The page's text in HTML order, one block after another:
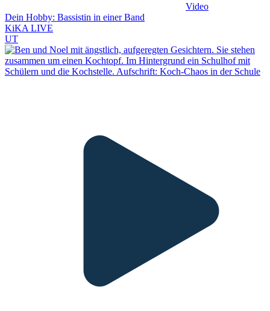
Video
Dein Hobby: Bassistin in einer Band
KiKA LIVE
UT